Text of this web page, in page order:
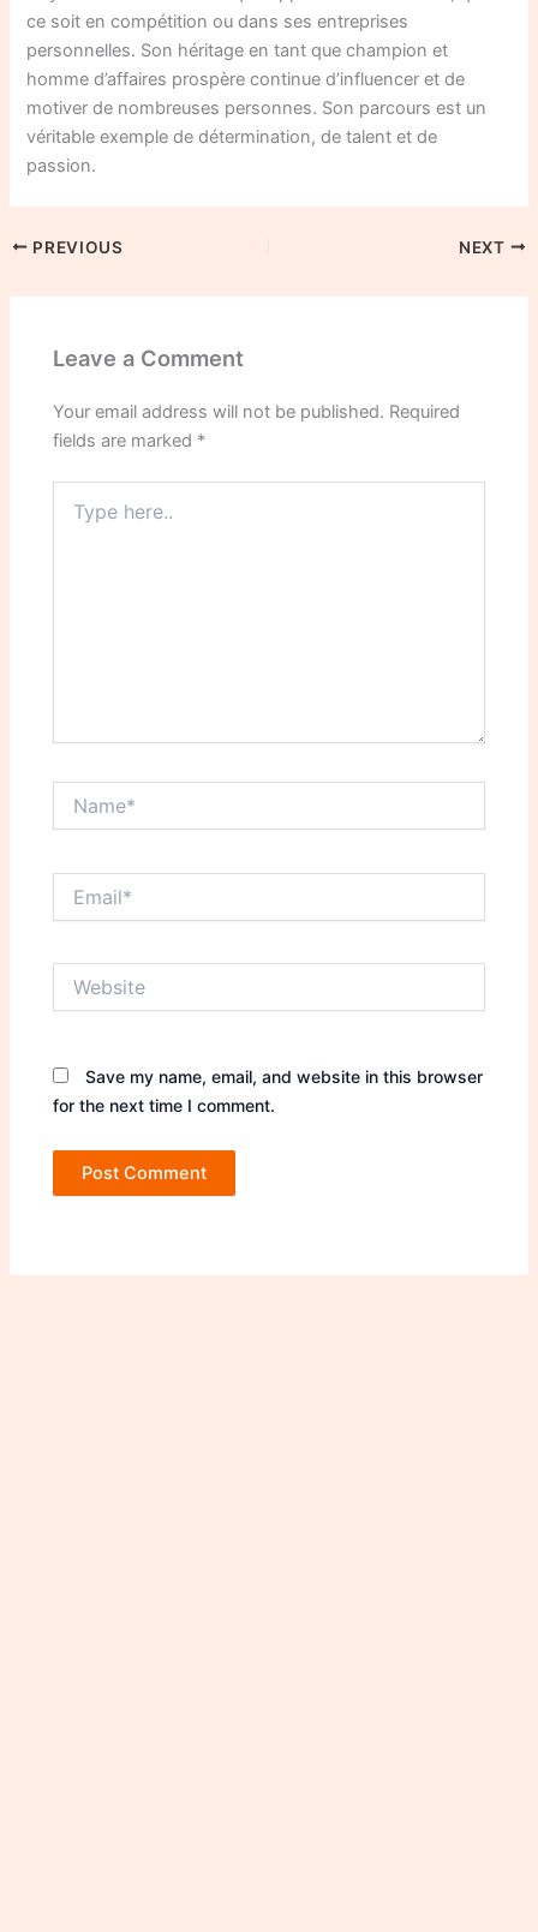
ce soit en compétition ou dans ses entreprises
personnelles. Son héritage en tant que champion et
homme d’affaires prospère continue d’influencer et de
motiver de nombreuses personnes. Son parcours est un
véritable exemple de détermination, de talent et de
passion.
PREVIOUS NEXT
Leave a Comment
Your email address will not be published. Required
fields are marked *
here..
Save my name, email, and website in this browser
for the next time I comment.